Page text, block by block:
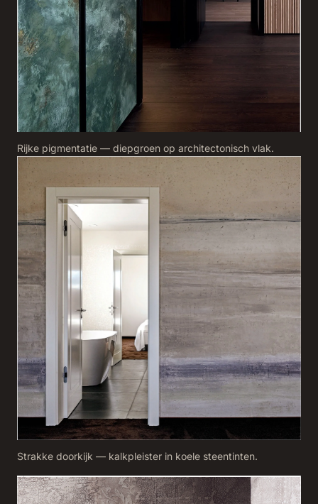
Rijke pigmentatie — diepgroen op architectonisch vlak.
Strakke doorkijk — kalkpleister in koele steentinten.